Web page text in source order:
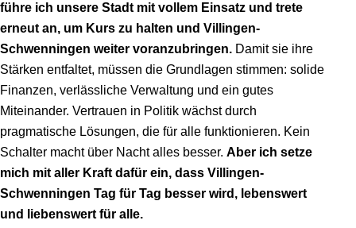
führe ich unsere Stadt mit vollem Einsatz und trete
erneut an, um Kurs zu halten und Villingen-
Schwenningen weiter voranzubringen. Damit sie ihre
Stärken entfaltet, müssen die Grundlagen stimmen: solide
Finanzen, verlässliche Verwaltung und ein gutes
Miteinander. Vertrauen in Politik wächst durch
pragmatische Lösungen, die für alle funktionieren. Kein
Schalter macht über Nacht alles besser. Aber ich setze
mich mit aller Kraft dafür ein, dass Villingen-
Schwenningen Tag für Tag besser wird, lebenswert
und liebenswert für alle.